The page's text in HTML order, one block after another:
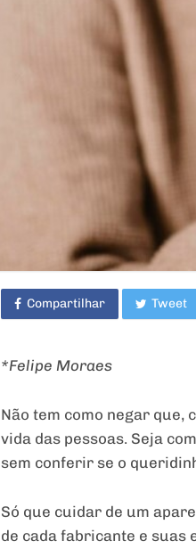
Compartilhar Tweet
*Felipe Moraes
Não tem como negar que,
vida das pessoas. Seja
sem conferir se o
Só que cuidar de um
de cada fabricante e suas